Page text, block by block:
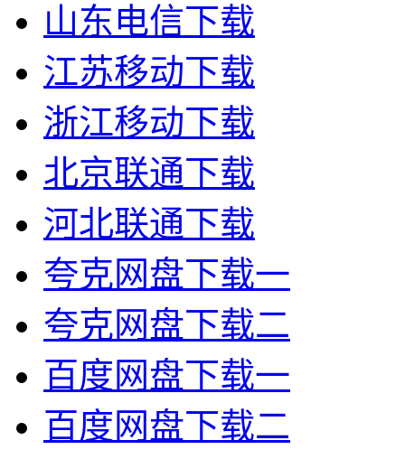
山东电信下载
江苏移动下载
浙江移动下载
北京联通下载
河北联通下载
夸克网盘下载一
夸克网盘下载二
百度网盘下载一
百度网盘下载二